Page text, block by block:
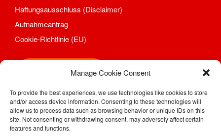
Manage Cookie Consent
To provide the best experiences, we use technologies like cookies to store
and/or access device information. Consenting to these technologies will
allow us to process data such as browsing behavior or unique IDs on this
site. Not consenting or withdrawing consent, may adversely affect certain
features and functions.
Aktuelles
2. Männer
D-Junioren
E-Junioren
Traditionsmannschaft/Freizeit
Haftungsausschluss (Disclaimer)
Aufnahmeantrag
Cookie-Richtlinie (EU)
Shop
SV Motor Sörnewitz e. V.
Kahlhügelweg 31
01640 Coswig / Sörnewitz